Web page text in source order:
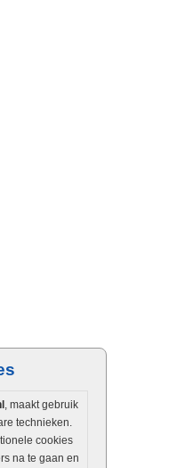
, maakt gebruik
technieken.
cookies
na te gaan en